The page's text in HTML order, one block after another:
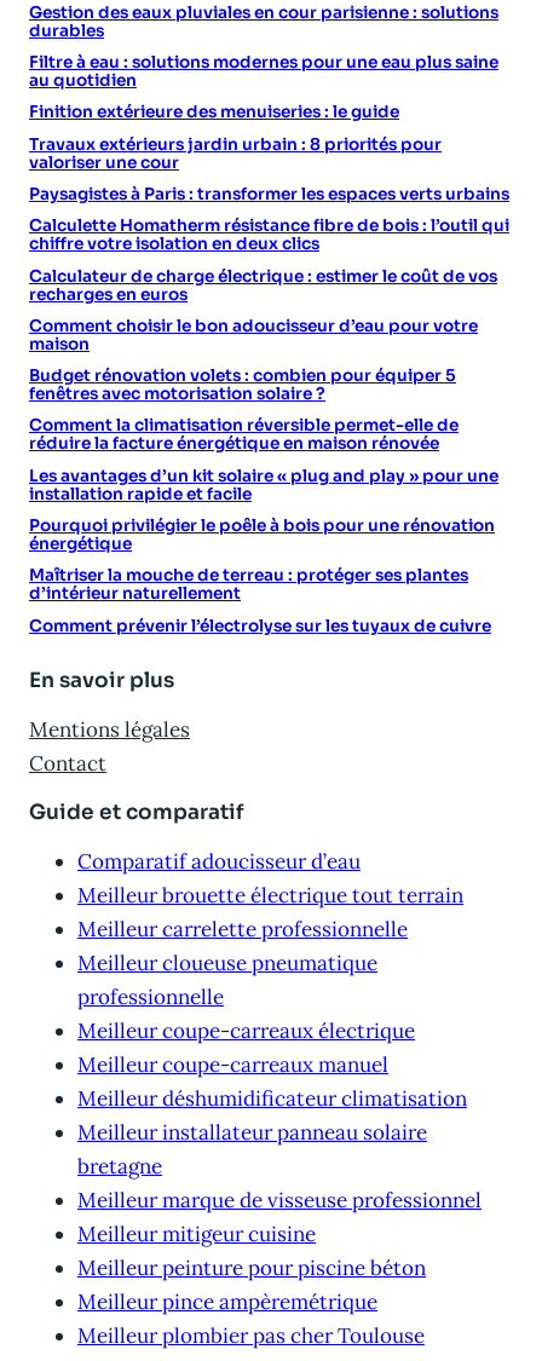
Gestion des eaux pluviales en cour parisienne : solutions
durables
Filtre à eau : solutions modernes pour une eau plus saine
au quotidien
Finition extérieure des menuiseries : le guide
Travaux extérieurs jardin urbain : 8 priorités pour
valoriser une cour
Paysagistes à Paris : transformer les espaces verts urbains
Calculette Homatherm résistance fibre de bois : l’outil qui
chiffre votre isolation en deux clics
Calculateur de charge électrique : estimer le coût de vos
recharges en euros
Comment choisir le bon adoucisseur d’eau pour votre
maison
Budget rénovation volets : combien pour équiper 5
fenêtres avec motorisation solaire ?
Comment la climatisation réversible permet-elle de
réduire la facture énergétique en maison rénovée
Les avantages d’un kit solaire « plug and play » pour une
installation rapide et facile
Pourquoi privilégier le poêle à bois pour une rénovation
énergétique
Maîtriser la mouche de terreau : protéger ses plantes
d’intérieur naturellement
Comment prévenir l’électrolyse sur les tuyaux de cuivre
En savoir plus
Mentions légales
Contact
Guide et comparatif
Comparatif adoucisseur d’eau
Meilleur brouette électrique tout terrain
Meilleur carrelette professionnelle
Meilleur cloueuse pneumatique
professionnelle
Meilleur coupe-carreaux électrique
Meilleur coupe-carreaux manuel
Meilleur déshumidificateur climatisation
Meilleur installateur panneau solaire
bretagne
Meilleur marque de visseuse professionnel
Meilleur mitigeur cuisine
Meilleur peinture pour piscine béton
Meilleur pince ampèremétrique
Meilleur plombier pas cher Toulouse